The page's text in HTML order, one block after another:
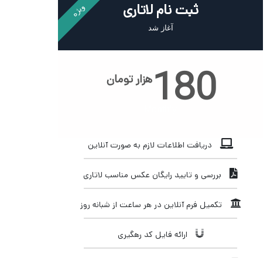
ثبت نام لاتاری
آغاز شد
هزار تومان180
دریافت اطلاعات لازم به صورت آنلاین
بررسی و تایید رایگان عکس مناسب لاتاری
تکمیل فرم آنلاین در هر ساعت از شبانه روز
ارائه فایل کد رهگیری
ویژه